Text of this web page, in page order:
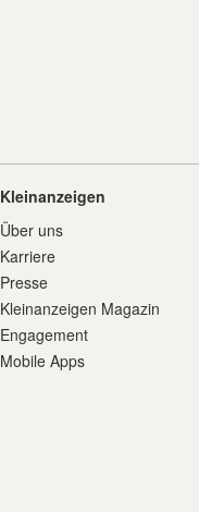
Kleinanzeigen
Über uns
Karriere
Presse
Kleinanzeigen Magazin
Engagement
Mobile Apps